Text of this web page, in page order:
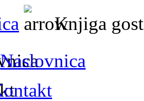
Knjiga
Naslovnica